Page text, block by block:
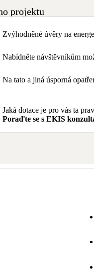
projektu
Zvýhodněné úvěry na
Nabídněte návštěvníkům
Na tato a jiná úsporná
Jaká dotace je pro vás ta
Poraďte se s EKIS